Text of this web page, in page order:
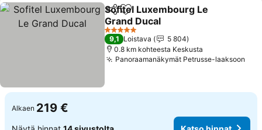
Jaa Lisää suosikkeihin
Sofitel Luxembourg Le
Grand Ducal
Katso hinnat
5 Tähtiluokitus
9,1 Loistava
5 804
0.8 km kohteesta Keskusta
Panoraamanäkymät Petrusse-laaksoon
Alkaen 219 €